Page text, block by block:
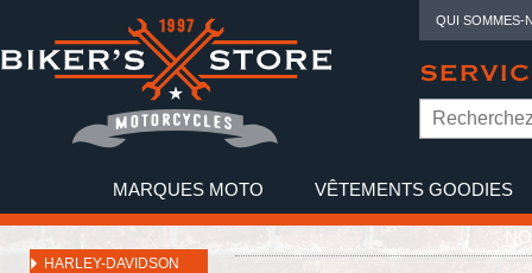
QUI SOMMES-
MARQUES MOTO VÊTEMENTS GOODIES
HARLEY-DAVIDSON